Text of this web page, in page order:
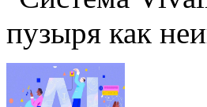
пузыря как